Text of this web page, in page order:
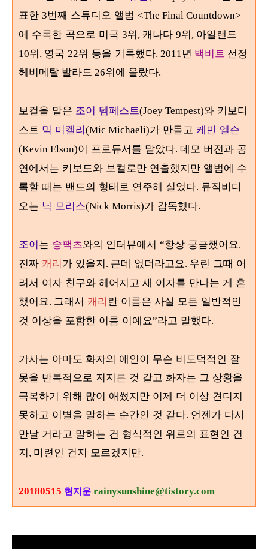
표한 3번째 스튜디오 앨범 <The Final Countdown>
에 수록한 곡으로 미국 3위, 캐나다 9위, 아일랜드
10위, 영국 22위 등을 기록했다. 2011년 백비트 선정
헤비메탈 발라드 26위에 올랐다.
보컬을 맡은 조이 템페스트(Joey Tempest)와 키보디
스트 믹 미켈리(Mic Michaeli)가 만들고 케빈 엘슨
(Kevin Elson)이 프로듀서를 맡았다. 데모 버전과 공
연에서는 키보드와 보컬로만 연출했지만 앨범에 수
록할 때는 밴드의 형태로 연주해 실었다. 뮤직비디
오는 닉 모리스(Nick Morris)가 감독했다.
조이는 송팩츠와의 인터뷰에서 “항상 궁금했어요.
진짜 캐리가 있을지. 근데 없더라고요. 우린 그때 어
려서 여자 친구와 헤어지고 새 여자를 만나는 게 흔
했어요. 그래서 캐리란 이름은 사실 모든 일반적인
것 이상을 포함한 이름 이예요”라고 말했다.
가사는 아마도 화자의 애인이 무슨 비도덕적인 잘
못을 반복적으로 저지른 것 같고 화자는 그 상황을
극복하기 위해 많이 애썼지만 이제 더 이상 견디지
못하고 이별을 말하는 순간인 것 같다. 언젠가 다시
만날 거라고 말하는 건 형식적인 위로의 표현인 건
지, 미련인 건지 모르겠지만.
20180515 현지운 rainysunshine@tistory.com